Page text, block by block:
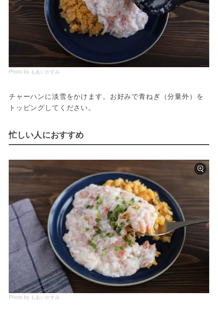
Photo by もあいかすみ
チャーハンに淡雪をかけます。お好みで青ねぎ（分量外）を
トッピングしてください。
忙しい人におすすめ
Photo by もあいかすみ